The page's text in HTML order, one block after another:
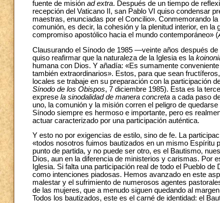
fuente de misión ad extra. Después de un tiempo de
recepción del Vaticano II, san Pablo VI quiso
maestras, enunciadas por el Concilio». Conmemorando
comunión, es decir, la cohesión y la plenitud interior, en
compromiso apostólico hacia el mundo contemporáneo» (
Clausurando el Sínodo de 1985 —veinte años después
quiso reafirmar que la naturaleza de la Iglesia es la
humana con Dios. Y añadía: «Es sumamente
también extraordinarios». Estos, para que sean
locales se trabaje en su preparación con la participación
Sínodo de los Obispos, 7 diciembre 1985). Esta es la
exprese la sinodalidad de manera concreta a cada paso
uno, la comunión y la misión corren el peligro de
Sínodo siempre es hermoso e importante, pero es
actuar caracterizado por una participación auténtica.
Y esto no por exigencias de estilo, sino de fe. La
«todos nosotros fuimos bautizados en un mismo Espíritu
punto de partida, y no puede ser otro, es el Bautismo,
Dios, aun en la diferencia de ministerios y carismas. Por
Iglesia. Si falta una participación real de todo el Pueblo
como intenciones piadosas. Hemos avanzado en este
malestar y el sufrimiento de numerosos agentes
de las mujeres, que a menudo siguen quedando al
Todos los bautizados, este es el carné de identidad: el